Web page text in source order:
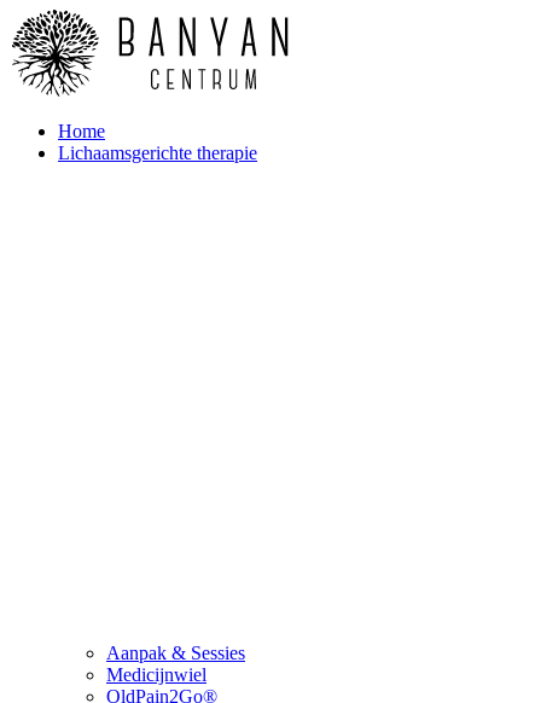
Home
Lichaamsgerichte therapie
Aanpak & Sessies
Medicijnwiel
OldPain2Go®